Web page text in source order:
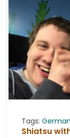
Tags:
Shiatsu